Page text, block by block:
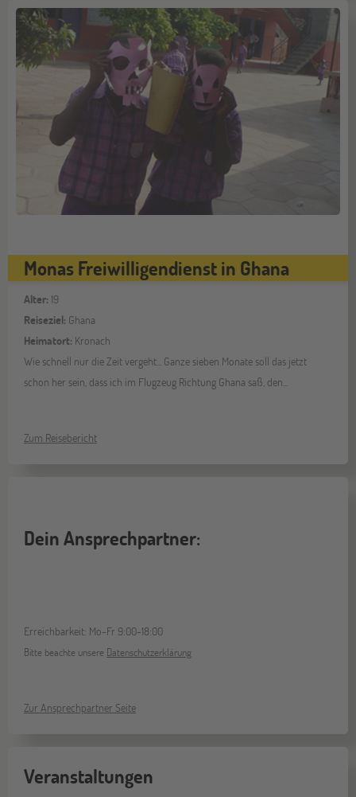
Monas Freiwilligendienst in Ghana
Alter: 19
Reiseziel: Ghana
Heimatort: Kronach
Wie schnell nur die Zeit vergeht... Ganze sieben Monate soll das jetzt
schon her sein, dass ich im Flugzeug Richtung Ghana saß, den...
Zum Reisebericht
Dein Ansprechpartner:
Erreichbarkeit: Mo-Fr 9:00-18:00
Bitte beachte unsere Datenschutzerklärung
Zur Ansprechpartner Seite
Veranstaltungen